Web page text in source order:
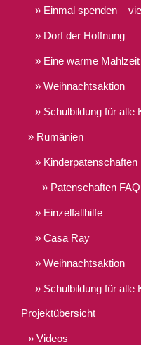
Einmal spenden –
Dorf der Hoffnung
Eine warme
Weihnachtsaktion
Schulbildung für alle
Rumänien
Kinderpatenschaften
Patenschaften FAQ
Einzelfallhilfe
Casa Ray
Weihnachtsaktion
Schulbildung für alle
Projektübersicht
Videos